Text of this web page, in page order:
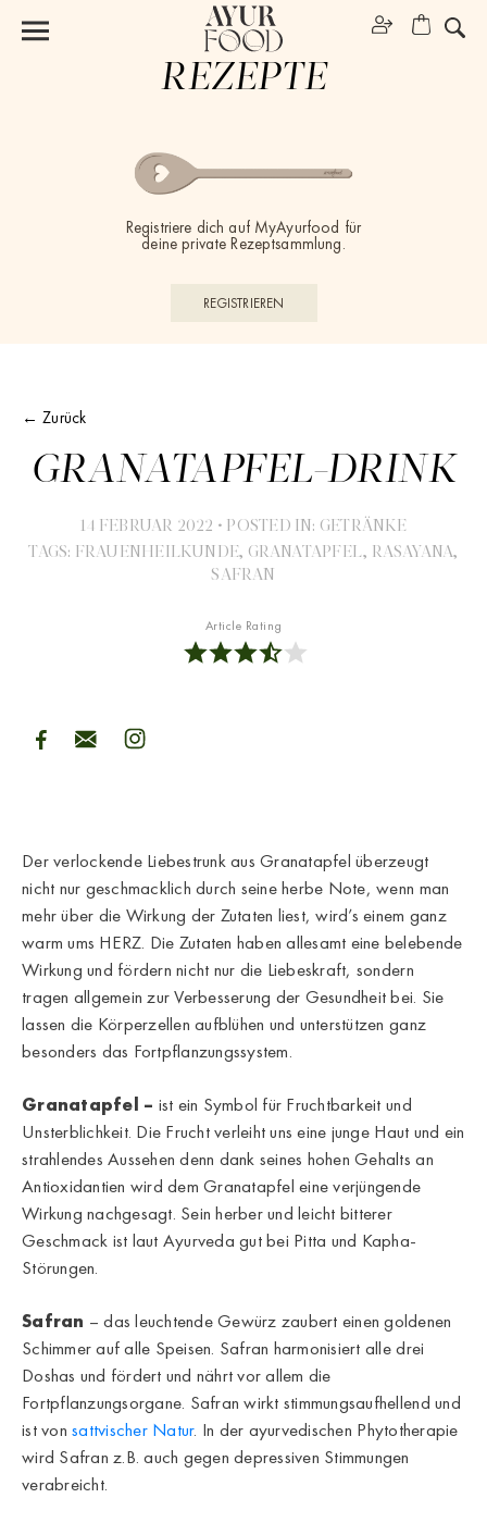
REZEPTE
Registriere dich auf MyAyurfood für
deine private Rezeptsammlung.
REGISTRIEREN
← Zurück
GRANATAPFEL-DRINK
14 FEBRUAR 2022 • POSTED IN: GETRÄNKE
TAGS:
FRAUENHEILKUNDE, GRANATAPFEL, RASAYANA,
SAFRAN
Article Rating
Der verlockende Liebestrunk aus Granatapfel überzeugt
nicht nur geschmacklich durch seine herbe Note, wenn man
mehr über die Wirkung der Zutaten liest, wird’s einem ganz
warm ums HERZ. Die Zutaten haben allesamt eine belebende
Wirkung und fördern nicht nur die Liebeskraft, sondern
tragen allgemein zur Verbesserung der Gesundheit bei. Sie
lassen die Körperzellen aufblühen und unterstützen ganz
besonders das Fortpflanzungssystem.
Granatapfel – ist ein Symbol für Fruchtbarkeit und
Unsterblichkeit. Die Frucht verleiht uns eine junge Haut und ein
strahlendes Aussehen denn dank seines hohen Gehalts an
Antioxidantien wird dem Granatapfel eine verjüngende
Wirkung nachgesagt. Sein herber und leicht bitterer
Geschmack ist laut Ayurveda gut bei Pitta und Kapha-
Störungen.
Safran – das leuchtende Gewürz zaubert einen goldenen
Schimmer auf alle Speisen. Safran harmonisiert alle drei
Doshas und fördert und nährt vor allem die
Fortpflanzungsorgane. Safran wirkt stimmungsaufhellend und
ist vonsattvischer Natur. In der ayurvedischen Phytotherapie
wird Safran z.B. auch gegen depressiven Stimmungen
verabreicht.